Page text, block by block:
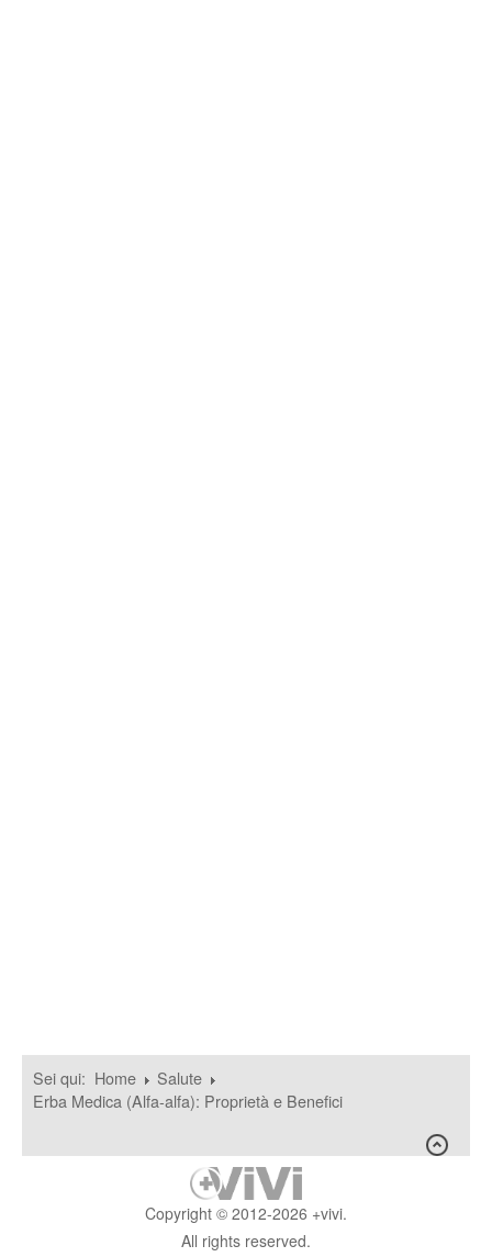
Sei qui: Home
Salute
Erba Medica (Alfa-alfa): Proprietà e Benefici
Copyright © 2012-2026 +vivi.
All rights reserved.